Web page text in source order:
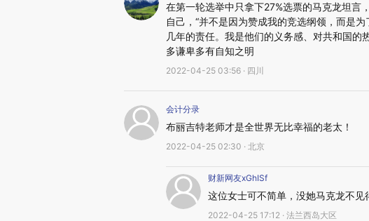
在第一轮选举中只拿下27%选票的马克龙坦言
自己，“并不是因为赞成我的竞选纲领，而是
几年的责任。我是他们的义务感、对共和国
多谦卑多有自知之明
2022-04-25 03:56 · 四川
会计分录
布丽吉特老师才是全世界无比幸福的老太！
2022-04-25 02:30 · 北京
财新网友xGhISf
这位女士可不简单，没她马克龙不
2022-04-25 17:12 · 法兰西岛大区